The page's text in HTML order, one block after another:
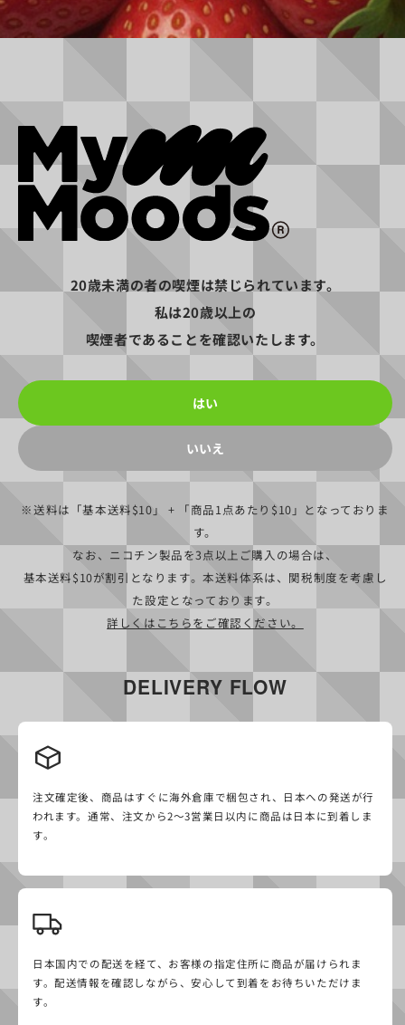
$ 26.00 USD
$20.00 USD
商品詳細を見る
$ 54.00 USD
$48.00 USD
商品詳細を見る
EXPLORE THE LINEUP
MyMoods®が「Moodを変えるVAPE」をコンセプトに大手香料メーカ
ーと約2年の期間を掛けて開発したニコチン3%POD型VAPEのSTARTER
KIT
MyMoods®が「Moodを変えるVAPE」をコンセプトに大手香料メーカ
ーと約2年の期間を掛けて開発したニコチン3%POD型VAPEのSTARTER
POD
Nicotine3%
POD
Nicotine5%
POD
No Nicotine
MyMoods®
Pen
NEW LINEUP
SUBSCRIPTION
毎日のベイプを、もっとお得に。通常購入より最大30%OFFで続けられ
る、お得な定期便。
OFFICIAL EXCLUSIVES
ニコチン製品3点以上ご購入で
8時までの注文で当日出荷
商品レビューにてPOD1箱
無料クーポンをプレゼント
最大30%OFF&
送料無料のサブスクリプション
スターターキット
デバイス
Nicotine 3%
Nicotine 5%
No Nicotine
サブスクリプション
友達紹介クーポン
ジャーナル
MyMoods SESSIONS
その他のブランド
卸売販売
ベイプについて
ONLINE STORE
配送方法
20歳未満の者の喫煙は禁じられています。
私は20歳以上の
喫煙者であることを確認いたします。
はい
いいえ
※送料は 「基本送料$10」 + 「商品1点あたり$10」 となっておりま
す。
なお、ニコチン製品を3点以上ご購入の場合は、
基本送料$10が割引となります。本送料体系は、関税制度を考慮し
た設定となっております。
詳しくはこちらをご確認ください。
DELIVERY FLOW
注文確定後、商品はすぐに海外倉庫で梱包され、日本への発送が行
われます。通常、注文から2〜3営業日以内に商品は日本に到着しま
す。
日本国内での配送を経て、お客様の指定住所に商品が届けられま
す。配送情報を確認しながら、安心して到着をお待ちいただけま
す。